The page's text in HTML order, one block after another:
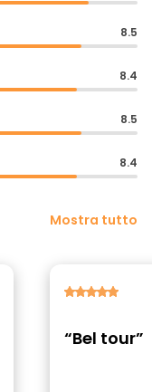
8.5
8.4
8.5
8.4
Mostra tutto
“Bel tour”